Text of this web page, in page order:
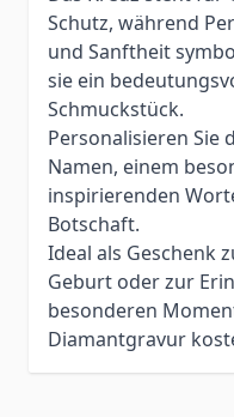
Schutz, während
und Sanftheit
sie ein
Schmuckstück.
Personalisieren Sie
Namen, einem
inspirierenden
Botschaft.
Ideal als Geschenk
Geburt oder zur
besonderen
Diamantgravur